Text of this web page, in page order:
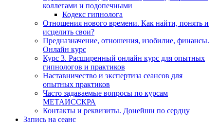
коллегами и подопечными
Кодекс гипнолога
Отношения нового времени. Как найти, понять и
исцелить свои?
Предназначение, отношения, изобилие, финансы.
Онлайн курс
Курс 3. Расширенный онлайн курс для опытных
гипнологов и практиков
Наставничество и экспертиза сеансов для
опытных практиков
Часто задаваемые вопросы по курсам
МЕТАИССКРА
Контакты и реквизиты. Донейшн по сердцу
Запись на сеанс